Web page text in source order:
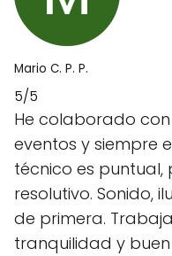
Mario C. P. P.
5/5
He colaborado con
eventos y siempre
técnico es puntual,
resolutivo. Sonido,
de primera.
tranquilidad y